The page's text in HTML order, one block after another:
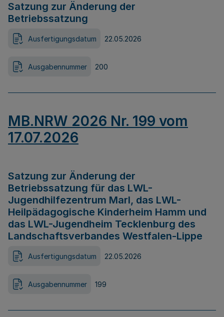
Satzung zur Änderung der
Betriebssatzung
Ausfertigungsdatum 22.05.2026
Ausgabennummer 200
MB.NRW 2026 Nr. 199 vom
17.07.2026
Satzung zur Änderung der
Betriebssatzung für das LWL-
Jugendhilfezentrum Marl, das LWL-
Heilpädagogische Kinderheim Hamm und
das LWL-Jugendheim Tecklenburg des
Landschaftsverbandes Westfalen-Lippe
Ausfertigungsdatum 22.05.2026
Ausgabennummer 199